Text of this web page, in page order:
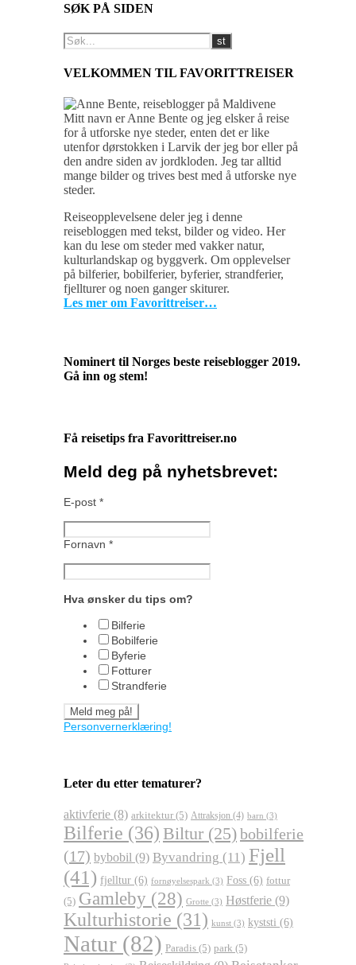
SØK PÅ SIDEN
VELKOMMEN TIL FAVORITTREISER
Mitt navn er Anne Bente og jeg elsker å reise
for å utforske nye steder, enten det er like
utenfor dørstokken i Larvik der jeg bor eller på
den andre siden av jordkloden. Jeg tar alltid
mange bilder og trives best med å utforske nye
steder.
Reiseopplevelsene deler jeg i denne
reisebloggen med tekst, bilder og video. Her
kan du lese om steder med vakker natur,
kulturlandskap og byggverk. Om opplevelser
på bilferier, bobilferier, byferier, strandferier,
fjellturer og noen ganger skiturer.
Les mer om Favorittreiser…
Nominert til Norges beste reiseblogger 2019.
Gå inn og stem!
Få reisetips fra Favorittreiser.no
Meld deg på nyhetsbrevet:
E-post *
Fornavn *
Hva ønsker du tips om?
Bilferie
Bobilferie
Byferie
Fotturer
Strandferie
Personvernerklæring!
Leter du etter tematurer?
aktivferie (8) arkitektur (5) Attraksjon (4) barn (3)
Bilferie (36) Biltur (25)bobilferie
(17) bybobil (9) Byvandring (11) Fjell
(41) fjelltur (6) fornøyelsespark (3) Foss (6) fottur
(5) Gamleby (28) Grotte (3) Høstferie (9)
Kulturhistorie (31) kunst (3) kyststi (6)
Natur (82) Paradis (5) park (5)